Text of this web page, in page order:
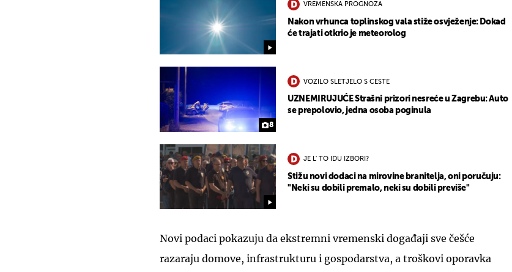
VREMENSKA PROGNOZA
Nakon vrhunca toplinskog vala stiže osvježenje: Dokad
će trajati otkrio je meteorolog
8
VOZILO SLETJELO S CESTE
UZNEMIRUJUĆE Strašni prizori nesreće u Zagrebu: Auto
se prepolovio, jedna osoba poginula
JE L' TO IDU IZBORI?
Stižu novi dodaci na mirovine branitelja, oni poručuju:
"Neki su dobili premalo, neki su dobili previše"
Novi podaci pokazuju da ekstremni vremenski događaji sve češće
razaraju domove, infrastrukturu i gospodarstva, a troškovi oporavka